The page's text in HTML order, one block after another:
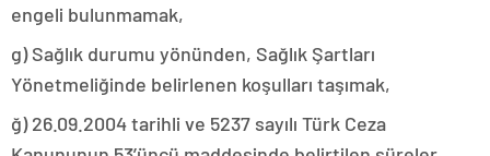
engeli bulunmamak,
g) Sağlık durumu yönünden, Sağlık Şartları
Yönetmeliğinde belirlenen koşulları taşımak,
ğ) 26.09.2004 tarihli ve 5237 sayılı Türk Ceza